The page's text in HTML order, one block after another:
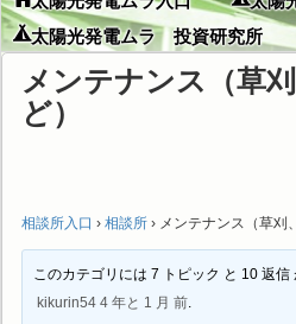
太陽光発電ムラ 投資研究所
メンテナンス（草
ど）
相談所入口 › 相談所 › メンテナンス（草刈
このカテゴリには 7 トピック と 10 返
kikurin54 4 年と 1 月 前.